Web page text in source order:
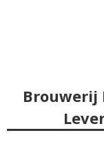
Brouwerij